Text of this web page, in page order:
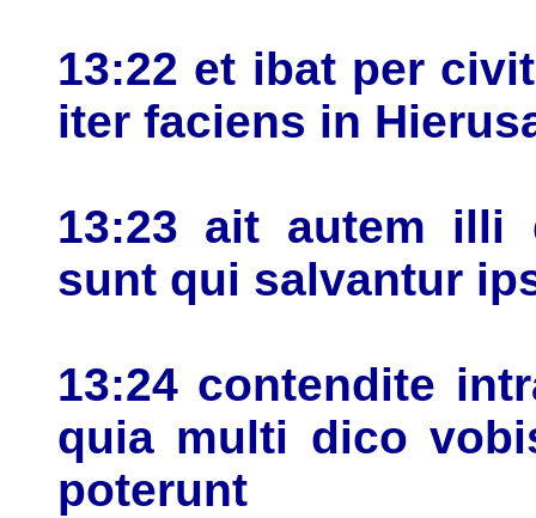
13:22 et ibat per
iter faciens in
13:23 ait autem illi
sunt qui salvantur
13:24 contendite
quia multi dico
poterunt